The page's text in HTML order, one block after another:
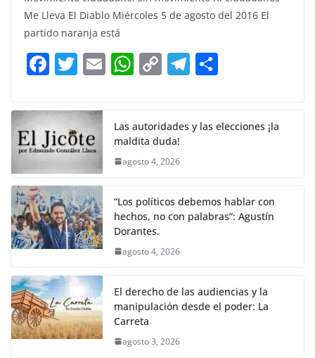
c
e
b
o
k
itt
er
ai
l
at
A
p
p
Li
n
e
gr
a
m
ar
Me Lleva El Diablo Miércoles 5 de agosto del 2016 El
partido naranja está
F
c
e
b
o
o
k
T
itt
er
E W
s
A
p
C
y
Li
k
T
gr e
Las autoridades y las elecciones ¡la
maldita duda!
agosto 4, 2026
“Los políticos debemos hablar con
hechos, no con palabras”: Agustín
Dorantes.
agosto 4, 2026
El derecho de las audiencias y la
manipulación desde el poder: La
Carreta
agosto 3, 2026